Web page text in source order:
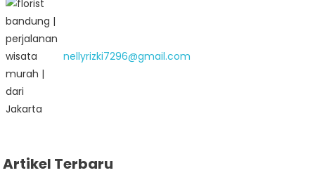
nellyrizki7296@gmail.com
Artikel Terbaru